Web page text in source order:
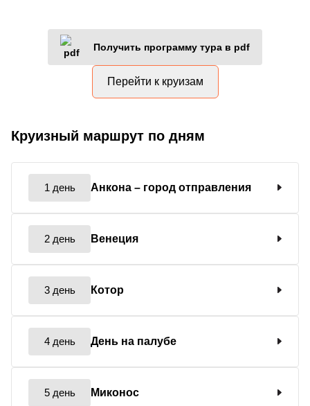
Получить программу тура в pdf
Перейти к круизам
Круизный маршрут по дням
1 день Анкона – город отправления
2 день Венеция
3 день Котор
4 день День на палубе
5 день Миконос